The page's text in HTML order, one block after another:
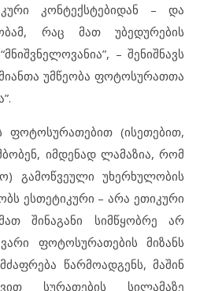
კონტექსტებიდან – და
რაც მათ უბედურების
– შენიშნავს
უმწეობა ფოტოსურათთა
ფოტოსურათებით (ისეთებით,
იმდენად ლამაზია, რომ
გამოწვეული უხერხულობის
ესთეტიკური – არა ეთიკური
შინაგანი სიმწყობრე არ
ფოტოსურათების მიზანს
წარმოადგენს, მაშინ
სურათების სილამაზე